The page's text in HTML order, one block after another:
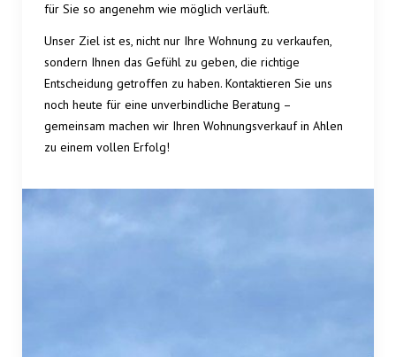
für Sie so angenehm wie möglich verläuft.
Unser Ziel ist es, nicht nur Ihre Wohnung zu verkaufen,
sondern Ihnen das Gefühl zu geben, die richtige
Entscheidung getroffen zu haben. Kontaktieren Sie uns
noch heute für eine unverbindliche Beratung –
gemeinsam machen wir Ihren Wohnungsverkauf in Ahlen
zu einem vollen Erfolg!